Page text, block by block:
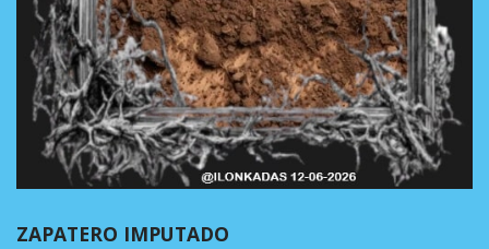
ZAPATERO IMPUTADO